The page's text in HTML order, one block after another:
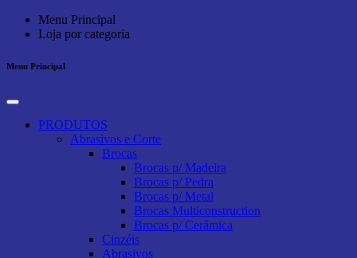
Menu Principal
Loja por categoria
Menu Principal
PRODUTOS
Abrasivos e Corte
Brocas
Brocas p/ Madeira
Brocas p/ Pedra
Brocas p/ Metal
Brocas Multiconstruction
Brocas p/ Cerâmica
Cinzéis
Abrasivos